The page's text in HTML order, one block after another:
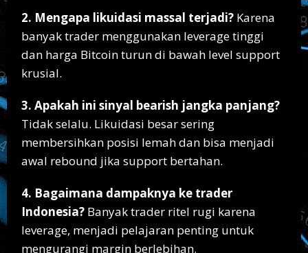
2. Mengapa likuidasi massal terjadi? Karena
banyak trader menggunakan leverage tinggi
dan harga Bitcoin turun di bawah level support
krusial.
3. Apakah ini sinyal bearish jangka panjang?
Tidak selalu. Likuidasi besar sering
membersihkan posisi lemah dan bisa menjadi
awal rebound jika support bertahan.
4. Bagaimana dampaknya ke trader
Indonesia? Banyak trader ritel rugi karena
leverage, menjadi pelajaran penting untuk
mengurangi margin berlebihan.